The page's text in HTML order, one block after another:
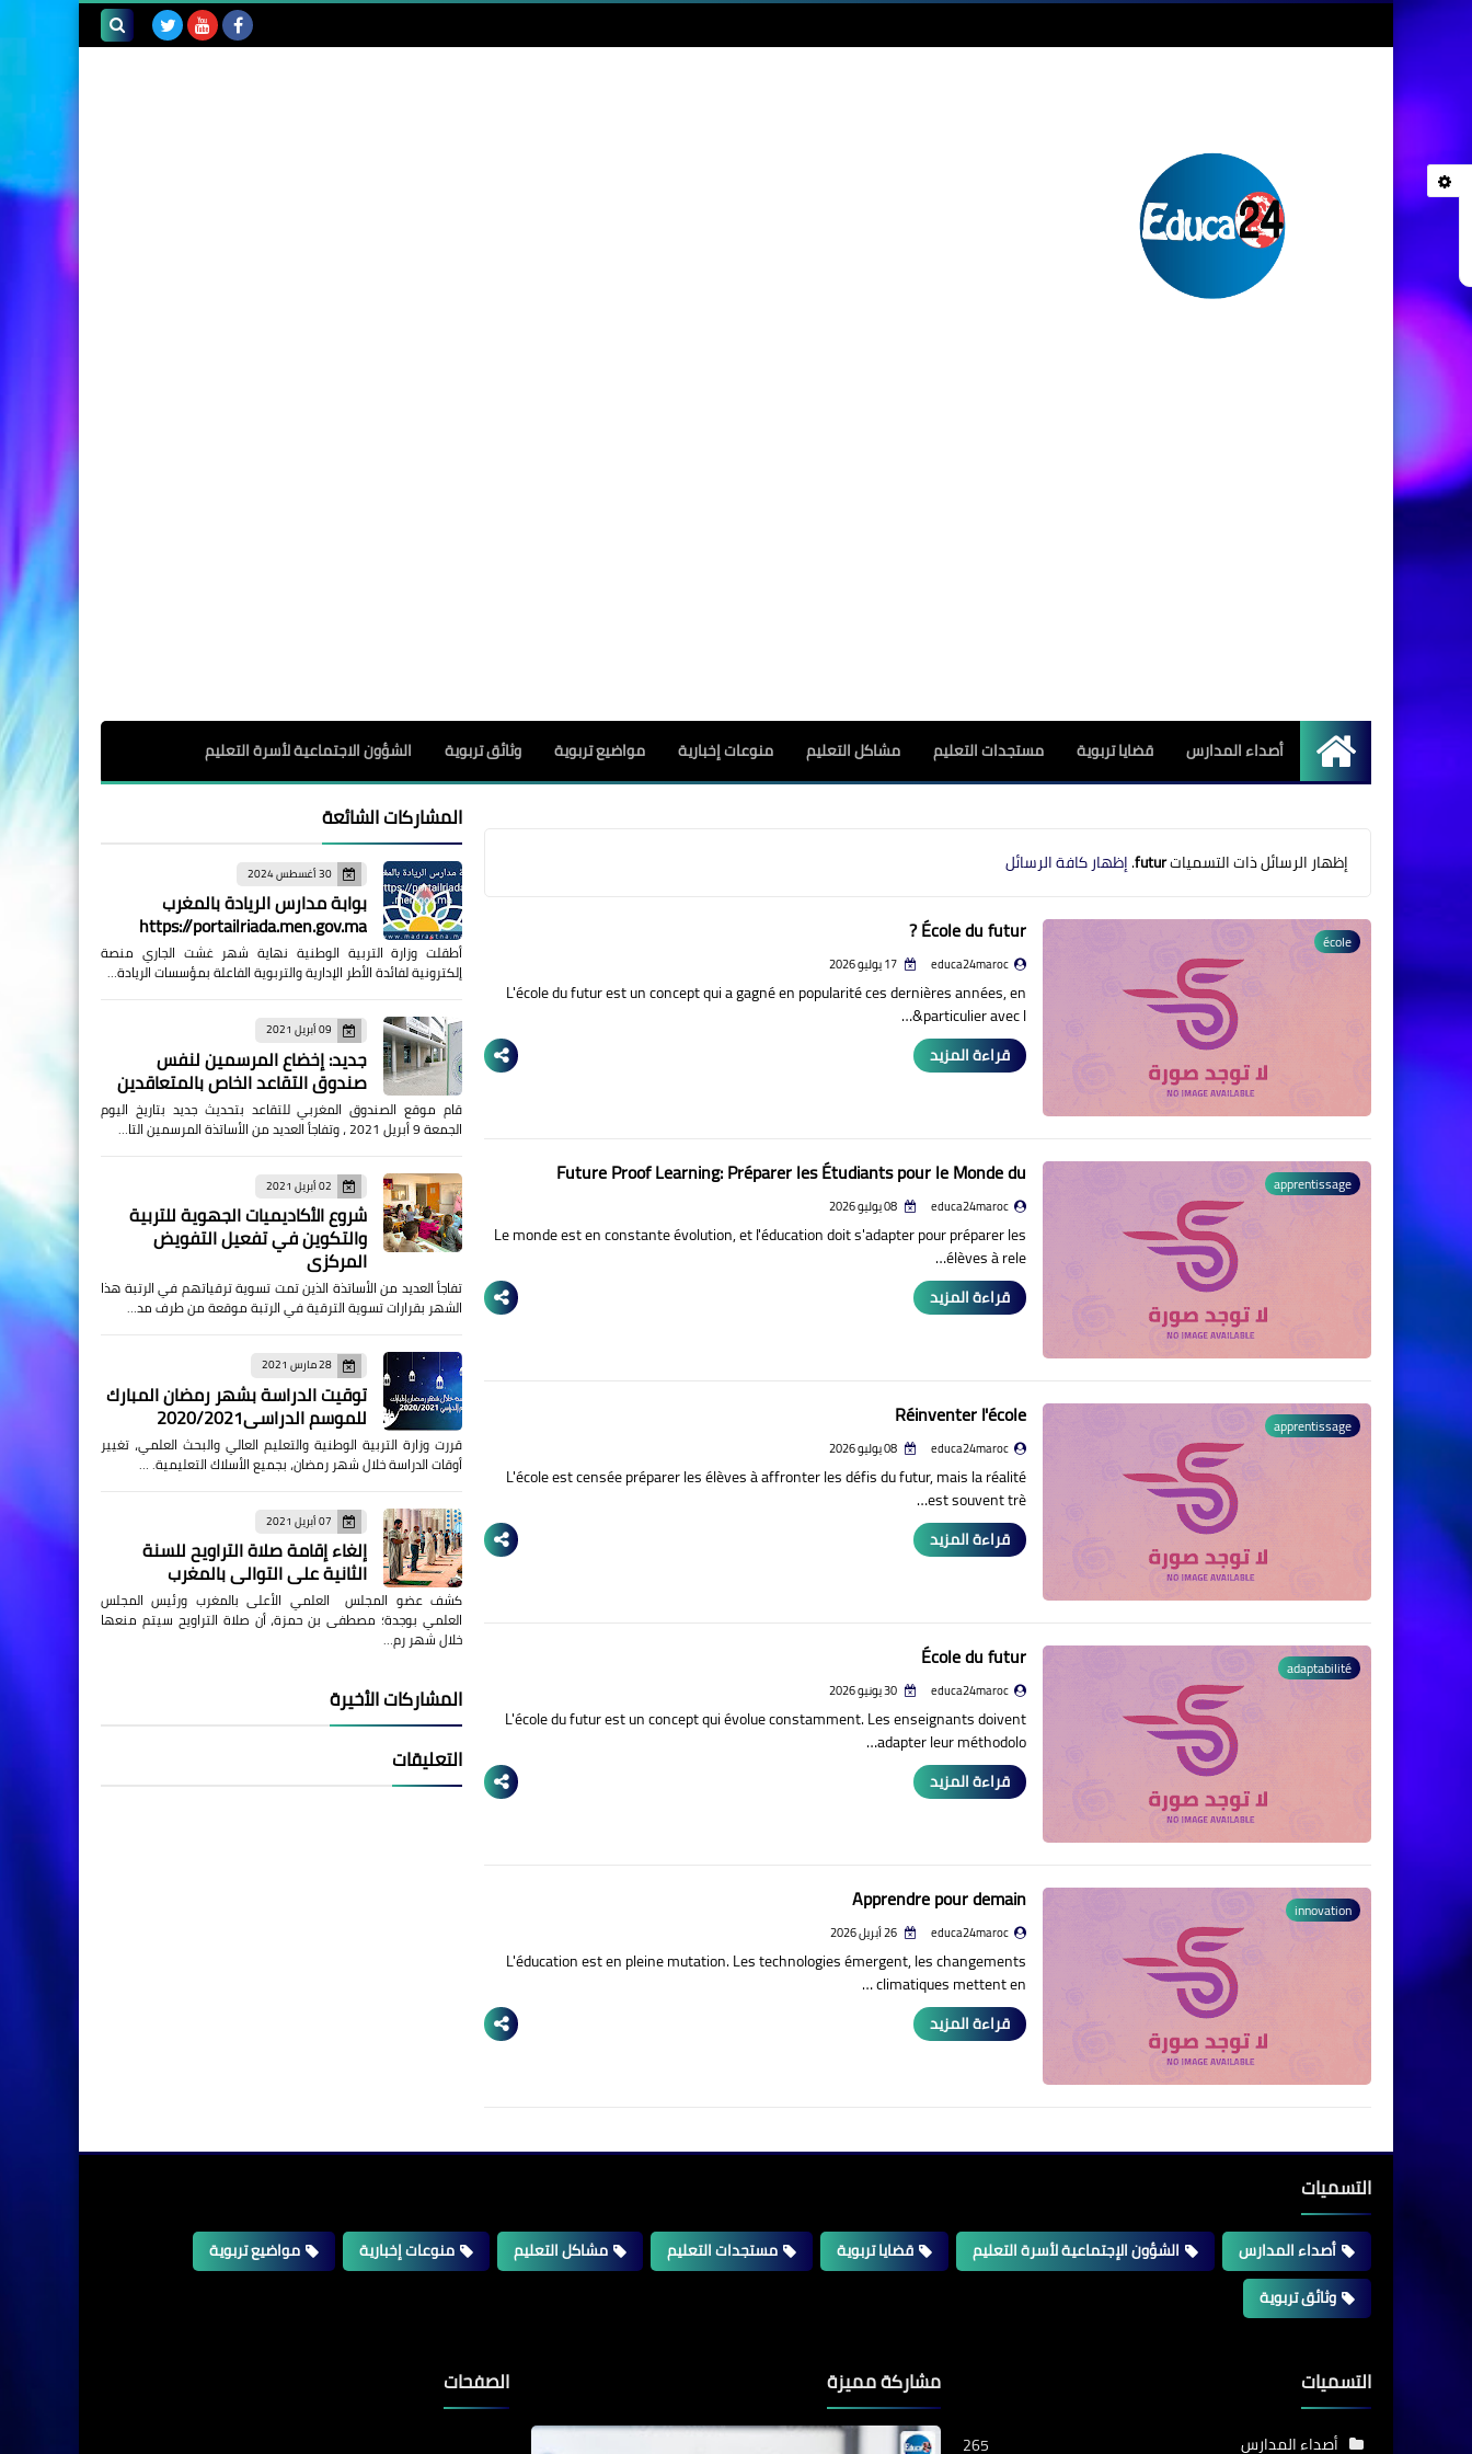
الرئيسية
أصداء المدارس قضايا تربوية مستجدات التعليم مشاكل التعليم منوعات إخبارية مواضيع تربوية وثائق تربوية الشؤون الاجتماعية لأسرة التعليم
‏إظهار الرسائل ذات التسمياتfutur
.إظهار كافة الرسائل
école
École du futur ?
educa24maroc
L'école du futur est un concept qui a gagné en popularité ces dernières années, en
particulier avec l&…
قراءة المزيد
apprentissage
Future Proof Learning: Préparer les Étudiants pour le Monde du
educa24maroc
Le monde est en constante évolution, et l'éducation doit s'adapter pour préparer les
élèves à rele…
قراءة المزيد
apprentissage
Réinventer l'école
educa24maroc
L'école est censée préparer les élèves à affronter les défis du futur, mais la réalité
est souvent trè…
قراءة المزيد
adaptabilité
École du futur
educa24maroc
L'école du futur est un concept qui évolue constamment. Les enseignants doivent
adapter leur méthodolo…
قراءة المزيد
innovation
Apprendre pour demain
educa24maroc
L'éducation est en pleine mutation. Les technologies émergent, les changements
climatiques mettent en …
قراءة المزيد
المشاركات الشائعة
30 أغسطس 2024
بوابة مدارس الريادة بالمغرب
https://portailriada.men.gov.ma
أطقلت وزارة التربية الوطنية نهاية شهر غشت الجاري منصة
إلكترونية لفائدة الأطر الإدارية والتربوية الفاعلة بمؤسسات الريادة…
09 أبريل 2021
جديد: إخضاع المرسمين لنفس
صندوق التقاعد الخاص بالمتعاقدين
قام موقع الصندوق المغربي للتقاعد بتحديث جديد بتاريخ اليوم
الجمعة 9 أبريل 2021 ، وتفاجأ العديد من الأساتذة المرسمين التا…
02 أبريل 2021
شروع الأكاديميات الجهوية للتربية
والتكوين في تفعيل التفويض
المركزي
تفاجأ العديد من الأساتذة الذين تمت تسوية ترقياتهم في الرتبة هذا
الشهر بقرارات تسوية الترقية في الرتبة موقعة من طرف مد…
28 مارس 2021
توقيت الدراسة بشهر رمضان المبارك
للموسم الدراسي2020/2021
قررت وزارة التربية الوطنية والتعليم العالي والبحث العلمي، تغيير
أوقات الدراسة خلال شهر رمضان، بجميع الأسلاك التعليمية. …
07 أبريل 2021
إلغاء إقامة صلاة التراويح للسنة
الثانية على التوالي بالمغرب
كشف عضو المجلس العلمي الأعلى بالمغرب ورئيس المجلس
العلمي بوجدة؛ مصطفى بن حمزة، أن صلاة التراويح سيتم منعها
خلال شهر رم…
المشاركات الأخيرة
التعليقات
التسميات
أصداء المدارس الشؤون الإجتماعية لأسرة التعليم قضايا تربوية مستجدات التعليم مشاكل التعليم منوعات إخبارية
مواضيع تربوية
وثائق تربوية
التسميات
أصداء المدارس 265
مشاركة مميزة الصفحات